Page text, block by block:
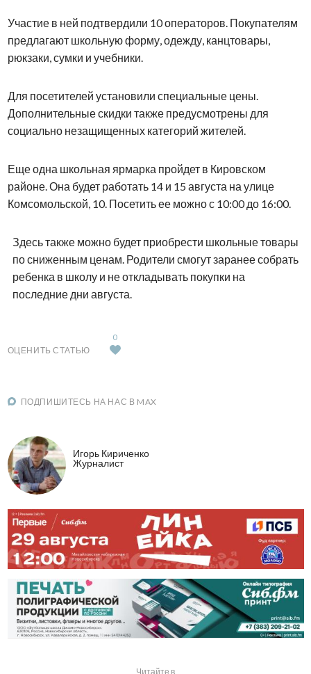
Участие в ней подтвердили 10 операторов. Покупателям
предлагают школьную форму, одежду, канцтовары,
рюкзаки, сумки и учебники.
Для посетителей установили специальные цены.
Дополнительные скидки также предусмотрены для
социально незащищенных категорий жителей.
Еще одна школьная ярмарка пройдет в Кировском
районе. Она будет работать 14 и 15 августа на улице
Комсомольской, 10. Посетить ее можно с 10:00 до 16:00.
Здесь также можно будет приобрести школьные товары
по сниженным ценам. Родители смогут заранее собрать
ребенка в школу и не откладывать покупки на
последние дни августа.
ОЦЕНИТЬ СТАТЬЮ
0
ПОДПИШИТЕСЬ НА НАС В MAX
Игорь Кириченко
Журналист
Читайте в